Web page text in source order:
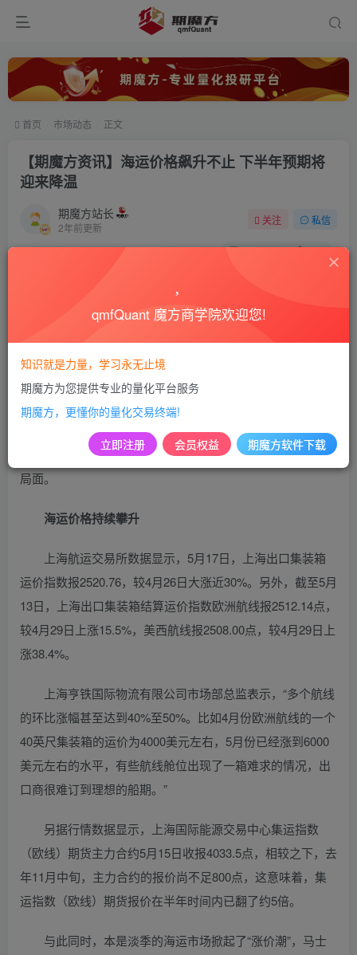
首页 市场动态 正文
【期魔方资讯】海运价格飙升不止 下半年预期将
迎来降温
期魔方站长
2年前更新
关注 私信
0 1695 111
国际海运价格急剧攀升。特别是欧美航线，在短短的一个月
内，运价便实现了惊人的翻倍增长。通常情况下，5月是国际
海运市场的淡季，但今年却呈现出截然不同的景象。自4月底
开始，欧洲和美洲航线的运价普遍呈现出两位数的涨幅，部
分航线运价更是暴涨近50%，再次上演了“一箱难求”的紧张
局面。
海运价格持续攀升
上海航运交易所数据显示，5月17日，上海出口集装箱
运价指数报2520.76，较4月26日大涨近30%。另外，截至5月
13日，上海出口集装箱结算运价指数欧洲航线报2512.14点，
较4月29日上涨15.5%，美西航线报2508.00点，较4月29日上
涨38.4%。
上海亨铁国际物流有限公司市场部总监表示，“多个航线
的环比涨幅甚至达到40%至50%。比如4月份欧洲航线的一个
40英尺集装箱的运价为4000美元左右，5月份已经涨到6000
美元左右的水平，有些航线舱位出现了一箱难求的情况，出
口商很难订到理想的船期。”
另据行情数据显示，上海国际能源交易中心集运指数
（欧线）期货主力合约5月15日收报4033.5点，相较之下，去
年11月中旬，主力合约的报价尚不足800点，这意味着，集
运指数（欧线）期货报价在半年时间内已翻了约5倍。
与此同时，本是淡季的海运市场掀起了“涨价潮”，马士
qmfQuant 魔方商学院欢迎您!
知识就是力量，学习永无止境
期魔方为您提供专业的量化平台服务
期魔方，更懂你的量化交易终端!
立即注册 会员权益 期魔方软件下载